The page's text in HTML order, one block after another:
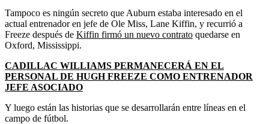
Tampoco es ningún secreto que Auburn estaba interesado en el
actual entrenador en jefe de Ole Miss, Lane Kiffin, y recurrió a
Freeze después de Kiffin firmó un nuevo contrato quedarse en
Oxford, Mississippi.
CADILLAC WILLIAMS PERMANECERÁ EN EL
PERSONAL DE HUGH FREEZE COMO ENTRENADOR
JEFE ASOCIADO
Y luego están las historias que se desarrollarán entre líneas en el
campo de fútbol.